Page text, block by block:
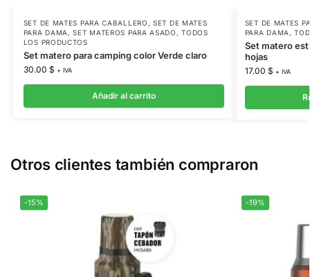
SET DE MATES PARA CABALLERO ,SET DE MATES
PARA DAMA ,SET MATEROS PARA ASADO ,TODOS
LOS PRODUCTOS
Set matero para camping color Verde claro
30.00 $ + IVA
Añadir al carrito
SET DE MATES
PARA DAMA ,
Set matero
hojas
17.00 $ + IVA
Otros clientes también compraron
-15% -19%